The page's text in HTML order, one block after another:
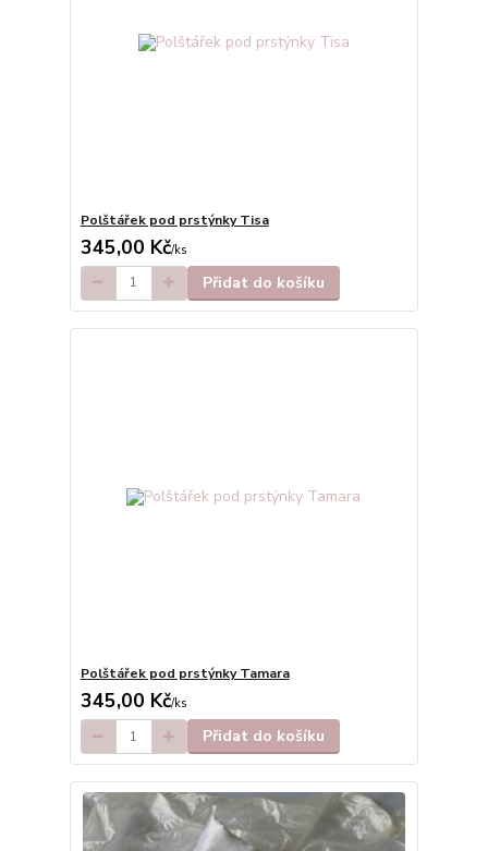
Polštářek pod prstýnky Tisa
345,00 Kč/ks
Přidat do košíku
Polštářek pod prstýnky Tamara
345,00 Kč/ks
Přidat do košíku